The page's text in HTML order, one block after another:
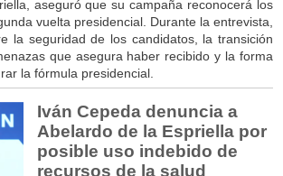
aseguró que su campaña reconocerá los
vuelta presidencial. Durante la entrevista,
la seguridad de los candidatos, la transición
que asegura haber recibido y la forma
la fórmula presidencial.
Iván Cepeda denuncia a
Abelardo de la Espriella por
posible uso indebido de
recursos de la salud